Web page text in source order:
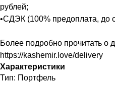
рублей;
•СДЭК (100% предоплата, до
Более подробно прочитать о
https://kashemir.love/delivery
Характеристики
Тип: Портфель